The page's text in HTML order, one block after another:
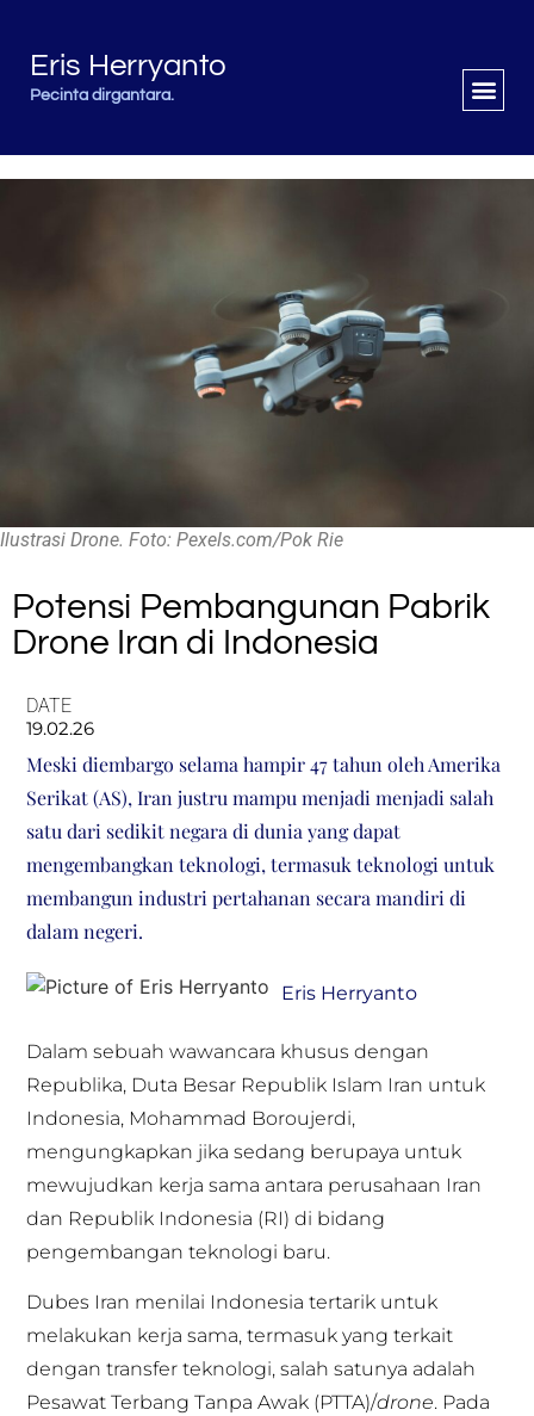
Eris Herryanto
Pecinta dirgantara.
Ilustrasi Drone. Foto: Pexels.com/Pok Rie
Potensi Pembangunan Pabrik
Drone Iran di Indonesia
DATE
19.02.26
Meski diembargo selama hampir 47 tahun oleh Amerika
Serikat (AS), Iran justru mampu menjadi menjadi salah
satu dari sedikit negara di dunia yang dapat
mengembangkan teknologi, termasuk teknologi untuk
membangun industri pertahanan secara mandiri di
dalam negeri.
Eris Herryanto
Dalam sebuah wawancara khusus dengan
Republika, Duta Besar Republik Islam Iran untuk
Indonesia, Mohammad Boroujerdi,
mengungkapkan jika sedang berupaya untuk
mewujudkan kerja sama antara perusahaan Iran
dan Republik Indonesia (RI) di bidang
pengembangan teknologi baru.
Dubes Iran menilai Indonesia tertarik untuk
melakukan kerja sama, termasuk yang terkait
dengan transfer teknologi, salah satunya adalah
Pesawat Terbang Tanpa Awak (PTTA)/drone. Pada